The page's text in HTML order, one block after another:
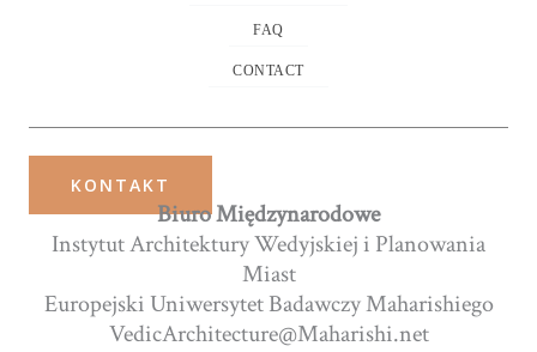
FAQ
CONTACT
KONTAKT
Biuro Międzynarodowe
Instytut Architektury Wedyjskiej i Planowania
Miast
Europejski Uniwersytet Badawczy Maharishiego
VedicArchitecture@Maharishi.net